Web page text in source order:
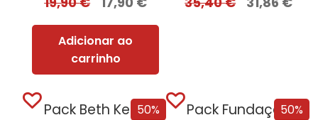
Adicionar ao
carrinho
50%
Pack Beth Kerry 50%
Pack Fundação